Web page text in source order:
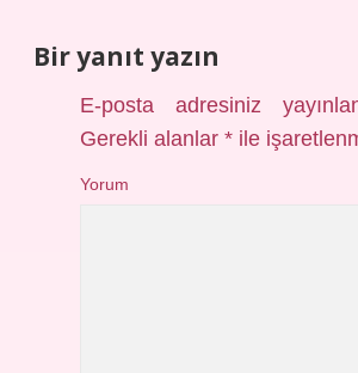
Bir yanıt yazın
E-posta adresiniz
Gerekli alanlar* ile
Yorum